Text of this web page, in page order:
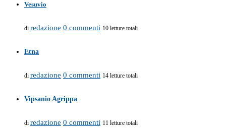
Vesuvio
di redazione 0 commenti 10 letture totali
Etna
di redazione 0 commenti 14 letture totali
Vipsanio Agrippa
di redazione 0 commenti 11 letture totali